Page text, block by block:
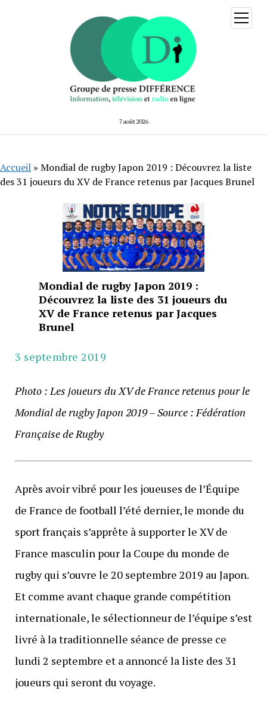
7 août 2026
ouvrir
menu
Accueil » Mondial de rugby Japon 2019 : Découvrez la liste
des 31 joueurs du XV de France retenus par Jacques Brunel
Mondial de rugby Japon 2019 :
Découvrez la liste des 31 joueurs du
XV de France retenus par Jacques
Brunel
3 septembre 2019
Photo : Les joueurs du XV de France retenus pour le
Mondial de rugby Japon 2019 – Source : Fédération
Française de Rugby
Après avoir vibré pour les joueuses de l’Équipe
de France de football l’été dernier, le monde du
sport français s’apprête à supporter le XV de
France masculin pour la Coupe du monde de
rugby qui s’ouvre le 20 septembre 2019 au Japon.
Et comme avant chaque grande compétition
internationale, le sélectionneur de l’équipe s’est
livré à la traditionnelle séance de presse ce
lundi 2 septembre et a annoncé la liste des 31
joueurs qui seront du voyage.